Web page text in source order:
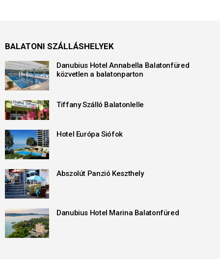
BALATONI SZÁLLÁSHELYEK
Danubius Hotel Annabella Balatonfüred
közvetlen a balatonparton
Tiffany Szálló Balatonlelle
Hotel Európa Siófok
Abszolút Panzió Keszthely
Danubius Hotel Marina Balatonfüred